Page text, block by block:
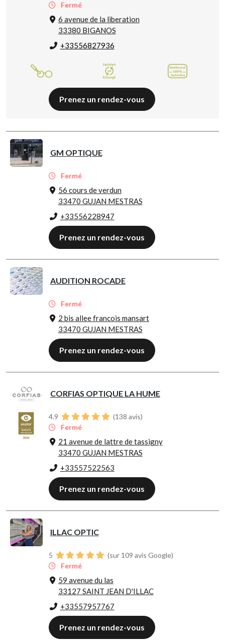
Fermé
6 avenue de la liberation
33380 BIGANOS
+33556827936
Prenez un rendez-vous
GM OPTIQUE
Fermé
56 cours de verdun
33470 GUJAN MESTRAS
+33556228947
Prenez un rendez-vous
AUDITION ROCADE
Fermé
2 bis allee francois mansart
33470 GUJAN MESTRAS
Prenez un rendez-vous
CORFIAS OPTIQUE LA HUME
4.9 (138 avis)
Fermé
21 avenue de lattre de tassigny
33470 GUJAN MESTRAS
+33557522563
Prenez un rendez-vous
ILLAC OPTIC
5
(sur 109 avis Google)
Fermé
59 avenue du las
33127 SAINT JEAN D'ILLAC
+33557957767
Prenez un rendez-vous